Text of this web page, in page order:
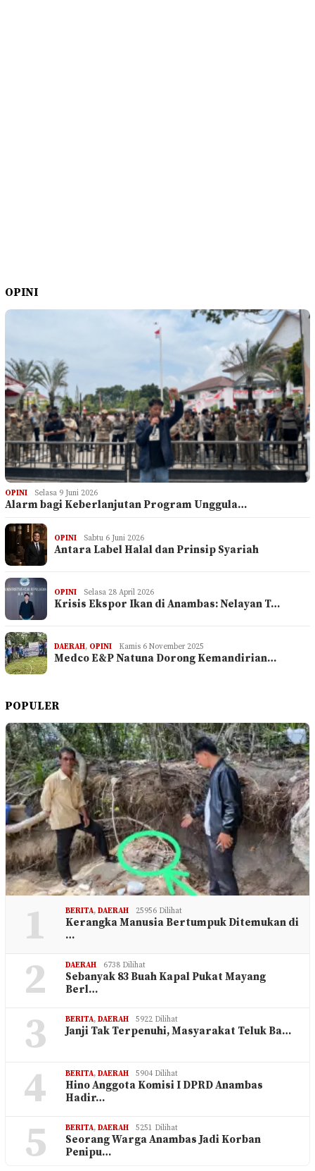
OPINI
OPINI Selasa 9 Juni 2026
Alarm bagi Keberlanjutan Program Unggula…
OPINI Sabtu 6 Juni 2026
Antara Label Halal dan Prinsip Syariah
OPINI Selasa 28 April 2026
Krisis Ekspor Ikan di Anambas: Nelayan T…
DAERAH, OPINI Kamis 6 November 2025
Medco E&P Natuna Dorong Kemandirian…
POPULER
1 BERITA, DAERAH 25956 Dilihat
Kerangka Manusia Bertumpuk Ditemukan di
…
2 DAERAH 6738 Dilihat
Sebanyak 83 Buah Kapal Pukat Mayang
Berl…
3 BERITA, DAERAH 5922 Dilihat
Janji Tak Terpenuhi, Masyarakat Teluk Ba…
4 BERITA, DAERAH 5904 Dilihat
Hino Anggota Komisi I DPRD Anambas
Hadir…
5 BERITA, DAERAH 5251 Dilihat
Seorang Warga Anambas Jadi Korban
Penipu…